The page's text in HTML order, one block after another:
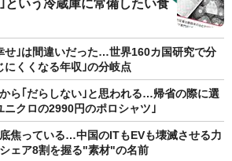
という冷蔵庫に常備したい食
せ｣は間違いだった…世界160カ国研究で分
にくくなる年収｣の分岐点
ら｢だらしない｣と思われる…帰省の際に選
ニクロの2990円のポロシャツ｣
焦っている…中国のITもEVも壊滅させる力
ェア8割を握る"素材"の名前